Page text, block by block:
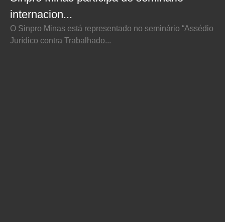
internacion...
O Sinpro Minas está representado no seminário “Assédio
Jurídico contra Trabalhado...